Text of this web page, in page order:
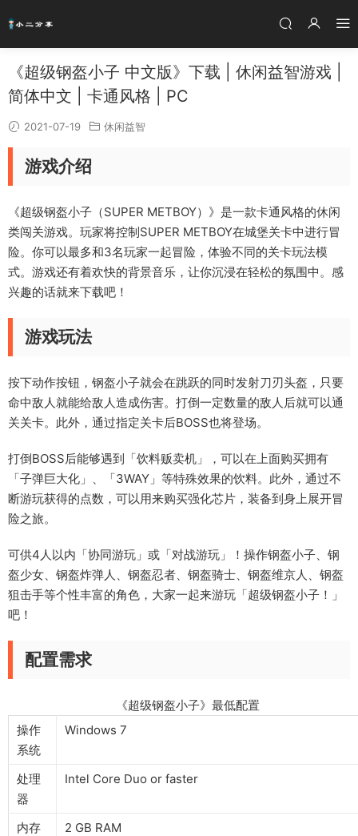
《超级钢盔小子 中文版》下载 | 休闲益智游戏 |
简体中文 | 卡通风格 | PC
2021-07-19 休闲益智
游戏介绍
《超级钢盔小子（SUPER METBOY）》是一款卡通风格的休闲
类闯关游戏。玩家将控制SUPER METBOY在城堡关卡中进行冒
险。你可以最多和3名玩家一起冒险，体验不同的关卡玩法模
式。游戏还有着欢快的背景音乐，让你沉浸在轻松的氛围中。感
兴趣的话就来下载吧！
游戏玩法
按下动作按钮，钢盔小子就会在跳跃的同时发射刀刃头盔，只要
命中敌人就能给敌人造成伤害。打倒一定数量的敌人后就可以通
关关卡。此外，通过指定关卡后BOSS也将登场。
打倒BOSS后能够遇到「饮料贩卖机」，可以在上面购买拥有
「子弹巨大化」、「3WAY」等特殊效果的饮料。此外，通过不
断游玩获得的点数，可以用来购买强化芯片，装备到身上展开冒
险之旅。
可供4人以内「协同游玩」或「对战游玩」！操作钢盔小子、钢
盔少女、钢盔炸弹人、钢盔忍者、钢盔骑士、钢盔维京人、钢盔
狙击手等个性丰富的角色，大家一起来游玩「超级钢盔小子！」
吧！
配置需求
《超级钢盔小子》最低配置
操作
系统
Windows 7
处理
器
Intel Core Duo or faster
内存
2 GB RAM